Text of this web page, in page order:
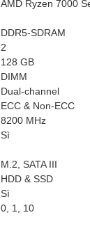
AMD Ryzen 7000
DDR5-SDRAM
2
128 GB
DIMM
Dual-channel
ECC & Non-ECC
8200 MHz
Sì
M.2, SATA III
HDD & SSD
Sì
0, 1, 10